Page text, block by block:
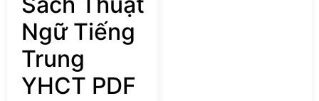
Ngữ Tiếng
Trung
YHCT PDF